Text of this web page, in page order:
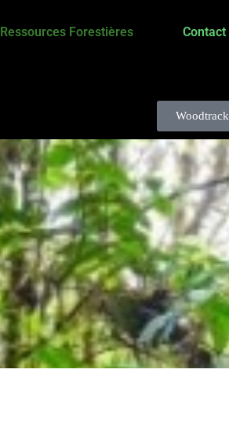
Ressources Forestières Contact
Woodtrack